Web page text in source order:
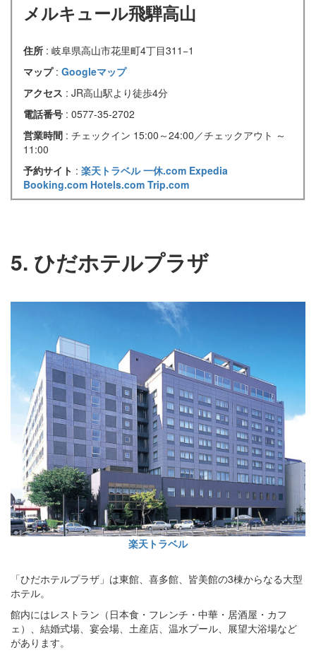
メルキュール飛騨高山
住所 : 岐阜県高山市花里町4丁目311−1
マップ : Googleマップ
アクセス : JR高山駅より徒歩4分
電話番号 : 0577-35-2702
営業時間 : チェックイン 15:00～24:00／チェックアウト ～
11:00
予約サイト : 楽天トラベル一休.com Expedia
Booking.com Hotels.com Trip.com
5. ひだホテルプラザ
楽天トラベル
「ひだホテルプラザ」は東館、喜多館、皆美館の3棟からなる大型
ホテル。
館内にはレストラン（日本食・フレンチ・中華・居酒屋・カフ
ェ）、結婚式場、宴会場、土産店、温水プール、展望大浴場など
があります。